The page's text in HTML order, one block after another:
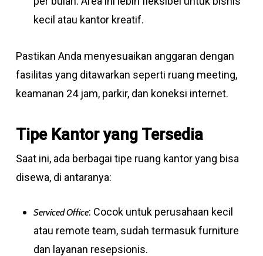
kecil atau kantor kreatif.
Pastikan Anda menyesuaikan anggaran dengan
fasilitas yang ditawarkan seperti ruang meeting,
keamanan 24 jam, parkir, dan koneksi internet.
Tipe Kantor yang Tersedia
Saat ini, ada berbagai tipe ruang kantor yang bisa
disewa, di antaranya:
Serviced Office: Cocok untuk perusahaan kecil
atau remote team, sudah termasuk furniture
dan layanan resepsionis.